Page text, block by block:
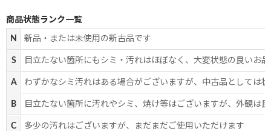
商品状態ランク一覧
N 新品・または未使用の新古品です
S 目立たない箇所にもシミ・汚れはほぼなく、大変状態の良いお
A わずかなシミ汚れはある場合がございますが、中古品としては
B 目立たない箇所に汚れやシミ、焼け等はございますが、外観は
C 多少の汚れはございますが、まだまだご使用いただけます